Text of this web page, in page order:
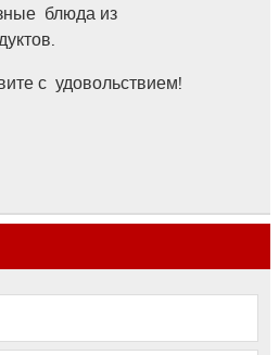
блюда из
с удовольствием!